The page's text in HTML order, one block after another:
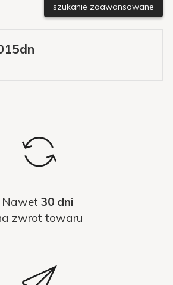
szukanie zaawansowane
Nawet 30 dni
zwrot towaru